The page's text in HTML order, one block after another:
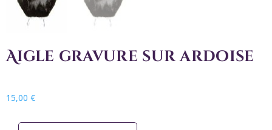
Aigle gravure sur ardoise
15,00 €